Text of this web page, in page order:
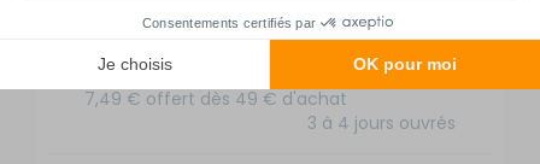
3 à 4 jours ouvrés
DPD à domicile
7,49 € offert dès 49 € d'achat
3 à 4 jours ouvrés